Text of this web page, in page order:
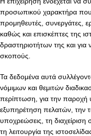
προσωπικού χαρακτήρα που
προμηθευτές, συνεργάτες,
καθώς και επισκέπτες της
δραστηριοτήτων της και για
σκοπούς.
Τα δεδομένα αυτά
νόμιμων και θεμιτών
περίπτωση, για την παροχή
εξυπηρέτηση πελατών, την
υποχρεώσεις, τη
τη λειτουργία της